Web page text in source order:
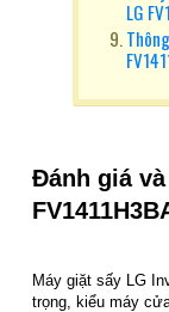
LG
Đánh giá
Máy giặt sấy LG
trọng, kiểu máy